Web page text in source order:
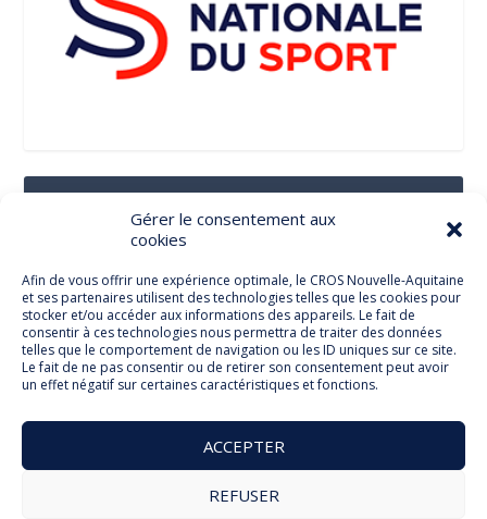
Gérer le consentement aux
cookies
Afin de vous offrir une expérience optimale, le CROS Nouvelle-Aquitaine
et ses partenaires utilisent des technologies telles que les cookies pour
stocker et/ou accéder aux informations des appareils. Le fait de
consentir à ces technologies nous permettra de traiter des données
telles que le comportement de navigation ou les ID uniques sur ce site.
Le fait de ne pas consentir ou de retirer son consentement peut avoir
un effet négatif sur certaines caractéristiques et fonctions.
ACCEPTER
REFUSER
Facebook